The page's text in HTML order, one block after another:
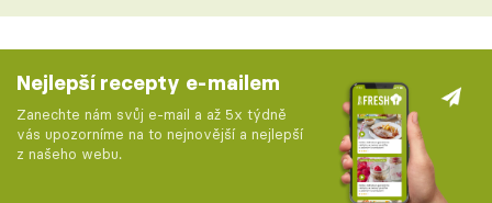
Nejlepší recepty e-mailem
Zanechte nám svůj e-mail a až 5x týdně
vás upozorníme na to nejnovější a nejlepší
z našeho webu.